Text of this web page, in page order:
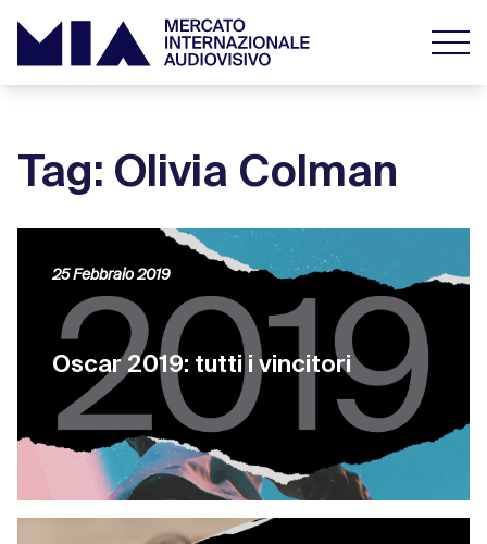
Tag: Olivia Colman
Oscar 2019: tutti i vincitori
25 Febbraio 2019